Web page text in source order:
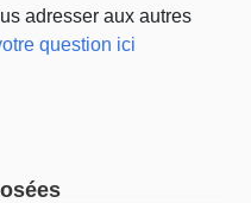
adresser aux autres
question ici